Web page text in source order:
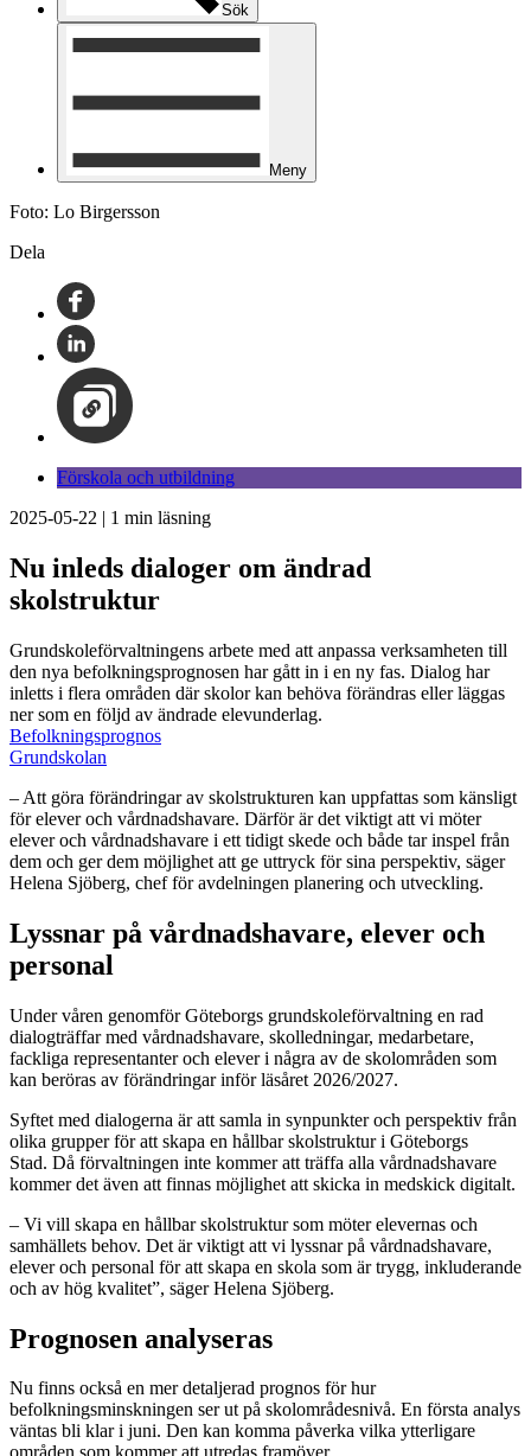
Sök
Meny
Foto: Lo Birgersson
Dela
Förskola och utbildning
2025-05-22 | 1 min läsning
Nu inleds dialoger om ändrad
skolstruktur
Grundskoleförvaltningens arbete med att anpassa verksamheten till
den nya befolkningsprognosen har gått in i en ny fas. Dialog har
inletts i flera områden där skolor kan behöva förändras eller läggas
ner som en följd av ändrade elevunderlag.
Befolkningsprognos
Grundskolan
– Att göra förändringar av skolstrukturen kan uppfattas som känsligt
för elever och vårdnadshavare. Därför är det viktigt att vi möter
elever och vårdnadshavare i ett tidigt skede och både tar inspel från
dem och ger dem möjlighet att ge uttryck för sina perspektiv, säger
Helena Sjöberg, chef för avdelningen planering och utveckling.
Lyssnar på vårdnadshavare, elever och
personal
Under våren genomför Göteborgs grundskoleförvaltning en rad
dialogträffar med vårdnadshavare, skolledningar, medarbetare,
fackliga representanter och elever i några av de skolområden som
kan beröras av förändringar inför läsåret 2026/2027.
Syftet med dialogerna är att samla in synpunkter och perspektiv från
olika grupper för att skapa en hållbar skolstruktur i Göteborgs
Stad. Då förvaltningen inte kommer att träffa alla vårdnadshavare
kommer det även att finnas möjlighet att skicka in medskick digitalt.
– Vi vill skapa en hållbar skolstruktur som möter elevernas och
samhällets behov. Det är viktigt att vi lyssnar på vårdnadshavare,
elever och personal för att skapa en skola som är trygg, inkluderande
och av hög kvalitet”, säger Helena Sjöberg.
Prognosen analyseras
Nu finns också en mer detaljerad prognos för hur
befolkningsminskningen ser ut på skolområdesnivå. En första analys
väntas bli klar i juni. Den kan komma påverka vilka ytterligare